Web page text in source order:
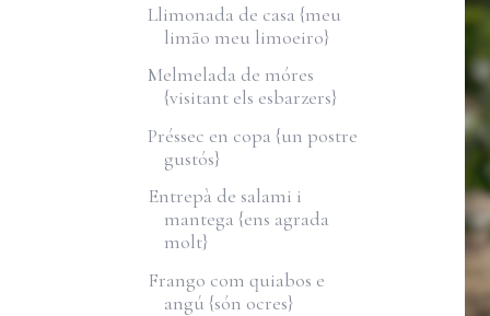
Llimonada de casa {meu
limão meu limoeiro}
Melmelada de móres
{visitant els esbarzers}
Préssec en copa {un postre
gustós}
Entrepà de salami i
mantega {ens agrada
molt}
Frango com quiabos e
angú {són ocres}